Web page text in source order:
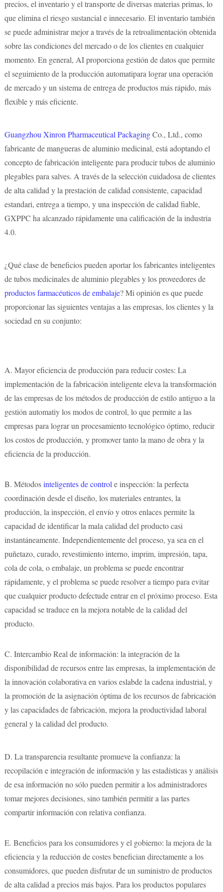
precios, el inventario y el transporte de diversas materias primas, lo
que elimina el riesgo sustancial e innecesario. El inventario también
se puede administrar mejor a través de la retroalimentación obtenida
sobre las condiciones del mercado o de los clientes en cualquier
momento. En general, AI proporciona gestión de datos que permite
el seguimiento de la producción automatipara lograr una operación
de mercado y un sistema de entrega de productos más rápido, más
flexible y más eficiente.
Guangzhou Xinron Pharmaceutical PackagingCo., Ltd., como
fabricante de mangueras de aluminio medicinal, está adoptando el
concepto de fabricación inteligente para producir tubos de aluminio
plegables para salves. A través de la selección cuidadosa de clientes
de alta calidad y la prestación de calidad consistente, capacidad
estandari, entrega a tiempo, y una inspección de calidad fiable,
GXPPC ha alcanzado rápidamente una calificación de la industria
4.0.
¿Qué clase de beneficios pueden aportar los fabricantes inteligentes
de tubos medicinales de aluminio plegables y los proveedores de
productos farmacéuticos de embalaje? Mi opinión es que puede
proporcionar las siguientes ventajas a las empresas, los clientes y la
sociedad en su conjunto:
A. Mayor eficiencia de producción para reducir costes: La
implementación de la fabricación inteligente eleva la transformación
de las empresas de los métodos de producción de estilo antiguo a la
gestión automatiy los modos de control, lo que permite a las
empresas para lograr un procesamiento tecnológico óptimo, reducir
los costos de producción, y promover tanto la mano de obra y la
eficiencia de la producción.
B. Métodosinteligentes de control e inspección: la perfecta
coordinación desde el diseño, los materiales entrantes, la
producción, la inspección, el envío y otros enlaces permite la
capacidad de identificar la mala calidad del producto casi
instantáneamente. Independientemente del proceso, ya sea en el
puñetazo, curado, revestimiento interno, imprim, impresión, tapa,
cola de cola, o embalaje, un problema se puede encontrar
rápidamente, y el problema se puede resolver a tiempo para evitar
que cualquier producto defectude entrar en el próximo proceso. Esta
capacidad se traduce en la mejora notable de la calidad del
producto.
C. Intercambio Real de información: la integración de la
disponibilidad de recursos entre las empresas, la implementación de
la innovación colaborativa en varios eslabde la cadena industrial, y
la promoción de la asignación óptima de los recursos de fabricación
y las capacidades de fabricación, mejora la productividad laboral
general y la calidad del producto.
D. La transparencia resultante promueve la confianza: la
recopilación e integración de información y las estadísticas y análisis
de esa información no sólo pueden permitir a los administradores
tomar mejores decisiones, sino también permitir a las partes
compartir información con relativa confianza.
E. Beneficios para los consumidores y el gobierno: la mejora de la
eficiencia y la reducción de costes benefician directamente a los
consumidores, que pueden disfrutar de un suministro de productos
de alta calidad a precios más bajos. Para los productos populares